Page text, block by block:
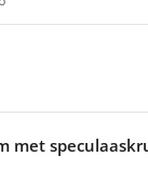
met